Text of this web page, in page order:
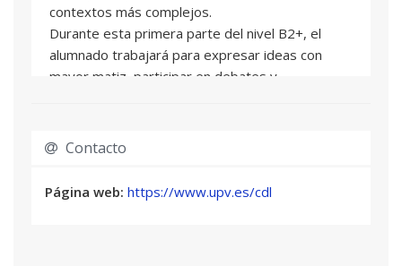
contextos más complejos.
Durante esta primera parte del nivel B2+, el
alumnado trabajará para expresar ideas con
mayor matiz, participar en debates y
discursos orales y escritos mejor estructurados.
Contacto
Página web: https://www.upv.es/cdl